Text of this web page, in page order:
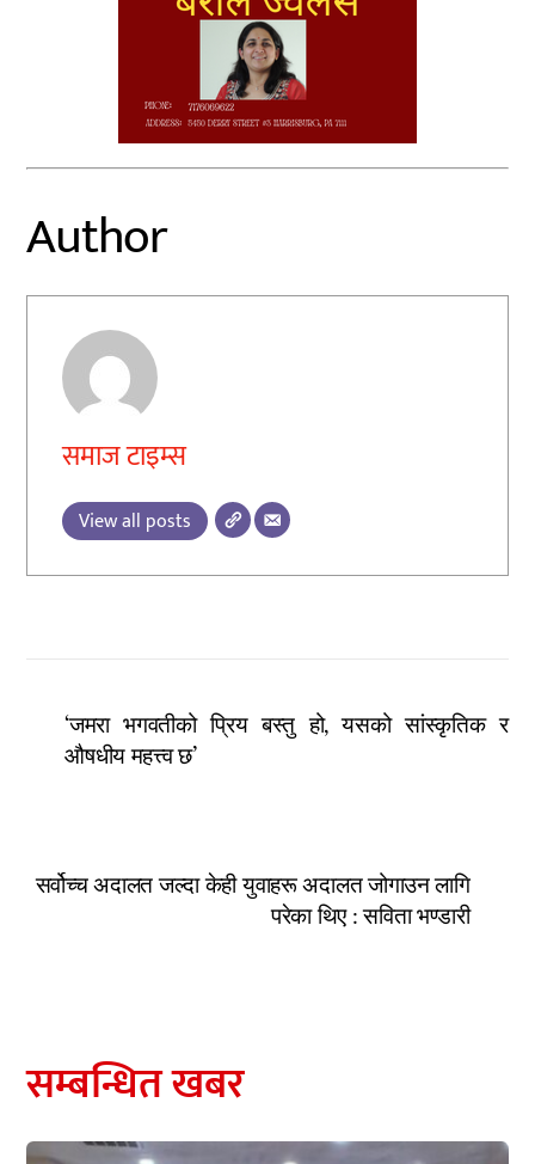
Author
समाज टाइम्स
View all posts
‘जमरा भगवतीको प्रिय बस्तु हो, यसको सांस्कृतिक र
औषधीय महत्त्व छ’
सर्वोच्च अदालत जल्दा केही युवाहरू अदालत जोगाउन लागि
परेका थिए : सविता भण्डारी
सम्बन्धित खबर